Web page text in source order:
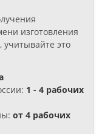
изготовления
учитывайте это
1 - 4 рабочих
от 4 рабочих